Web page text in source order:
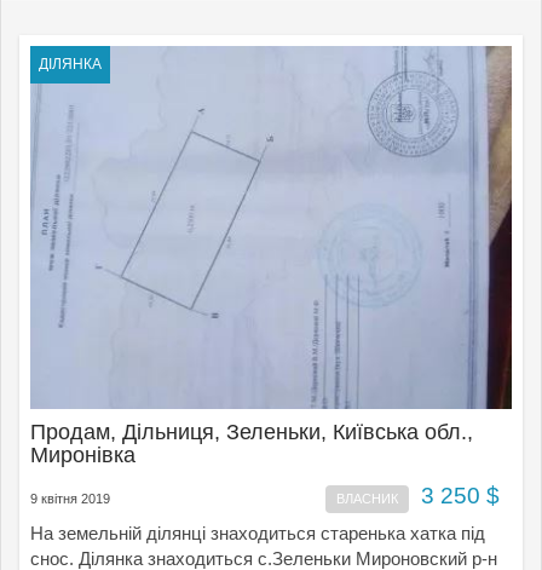
ДІЛЯНКА
Продам, Дільниця, Зеленьки, Київська обл.,
Миронівка
9 квітня 2019 ВЛАСНИК 3 250 $
На земельній ділянці знаходиться старенька хатка під
снос. Ділянка знаходиться с.Зеленьки Мироновский р-н